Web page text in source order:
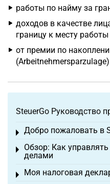
работы по найму за
доходов в качестве
границу к месту работы
от премии по
SteuerGo Руководство
Добро пожаловать в
Toggle menu
Обзор: Как
делами
Toggle menu
Моя налоговая
Toggle menu